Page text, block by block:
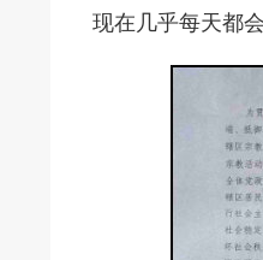
现在几乎每天都